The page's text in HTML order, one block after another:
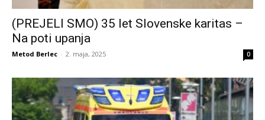
(PREJELI SMO) 35 let Slovenske karitas –
Na poti upanja
Metod Berlec - 2. maja, 2025 0